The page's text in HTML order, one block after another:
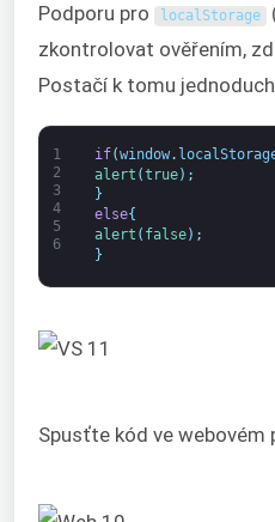
Podporu pro localStorage
zkontrolovat ověřením,
Postačí k tomu
1
2
3
4
5
6
if(window.
alert (true) ;
}
else{
alert ( false) ;
}
Spusťte kód ve webovém